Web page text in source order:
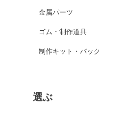
金属パーツ
ゴム・制作道具
制作キット・パック
選ぶ